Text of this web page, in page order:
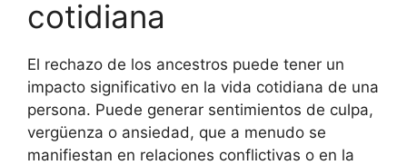
cotidiana
El rechazo de los ancestros puede tener un
impacto significativo en la vida cotidiana de una
persona. Puede generar sentimientos de culpa,
vergüenza o ansiedad, que a menudo se
manifiestan en relaciones conflictivas o en la